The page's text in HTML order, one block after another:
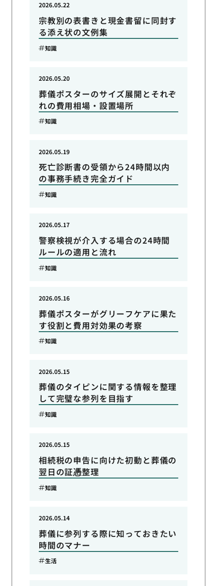
宗教別の表書きと現金書留に同封す
る添え状の文例集
2026.05.22
知識
葬儀ポスターのサイズ展開とそれぞ
れの費用相場・設置場所
2026.05.20
知識
死亡診断書の受領から24時間以内
の事務手続き完全ガイド
2026.05.19
知識
警察検視が介入する場合の24時間
ルールの適用と流れ
2026.05.17
知識
葬儀ポスターがグリーフケアに果た
す役割と費用対効果の考察
2026.05.16
知識
葬儀のタイピンに関する情報を整理
して完璧な参列を目指す
2026.05.15
知識
相続税の申告に向けた初動と葬儀の
翌日の証憑整理
2026.05.15
知識
葬儀に参列する際に知っておきたい
時間のマナー
2026.05.14
生活